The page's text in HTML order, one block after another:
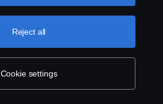
Cookie settings
Reject all